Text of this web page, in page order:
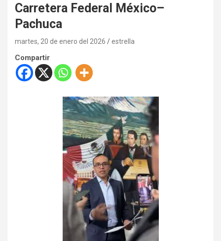
Carretera Federal México–
Pachuca
martes, 20 de enero del 2026 estrella
Compartir